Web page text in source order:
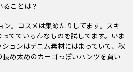
ることは？
ン。コスメは集めたりしてます。スキ
てていろんなものを試してます。いま
ョンはデニム素材にはまっていて、秋
長め太めのカーゴっぽいパンツを買い